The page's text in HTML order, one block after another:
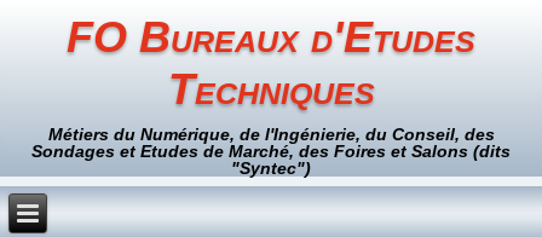
FO Bureaux d'Etudes
Techniques
Métiers du Numérique, de l'Ingénierie, du Conseil, des
Sondages et Etudes de Marché, des Foires et Salons (dits
"Syntec")